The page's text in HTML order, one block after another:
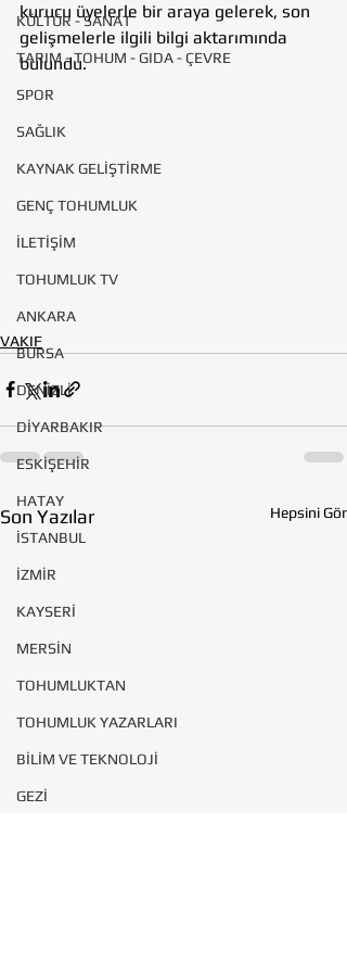
KÜLTÜR - SANAT
TARIM - TOHUM - GIDA - ÇEVRE
SPOR
SAĞLIK
KAYNAK GELİŞTİRME
GENÇ TOHUMLUK
İLETİŞİM
TOHUMLUK TV
ANKARA
BURSA
DENİZLİ
DİYARBAKIR
ESKİŞEHİR
HATAY
İSTANBUL
İZMİR
KAYSERİ
MERSİN
TOHUMLUKTAN
TOHUMLUK YAZARLARI
BİLİM VE TEKNOLOJİ
GEZİ
kurucu üyelerle bir araya gelerek, son
gelişmelerle ilgili bilgi aktarımında
bulundu.
VAKIF
Son Yazılar Hepsini Gör